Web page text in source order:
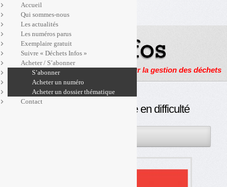
Actualités, enquêtes et reportages sur la gestion des déchets
Ademe : une trésorerie en difficulté
Accueil
Qui sommes-nous
Les actualités
Les numéros parus
Exemplaire gratuit
Suivre « Déchets Infos »
Acheter / S’abonner
S’abonner
Acheter un numéro
Acheter un dossier thématique
Contact